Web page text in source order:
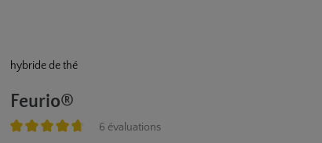
hybride de thé
Feurio®
6 évaluations